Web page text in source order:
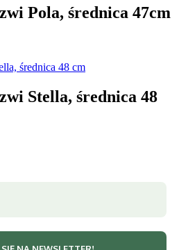
Pola, średnica 47cm
Stella, średnica 48